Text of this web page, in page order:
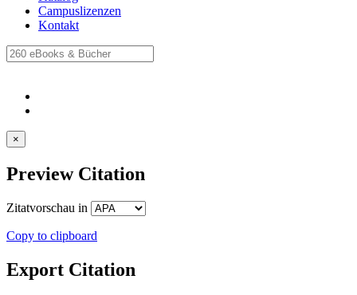
Campuslizenzen
Kontakt
×
Preview Citation
Zitatvorschau in
Copy to clipboard
Export Citation